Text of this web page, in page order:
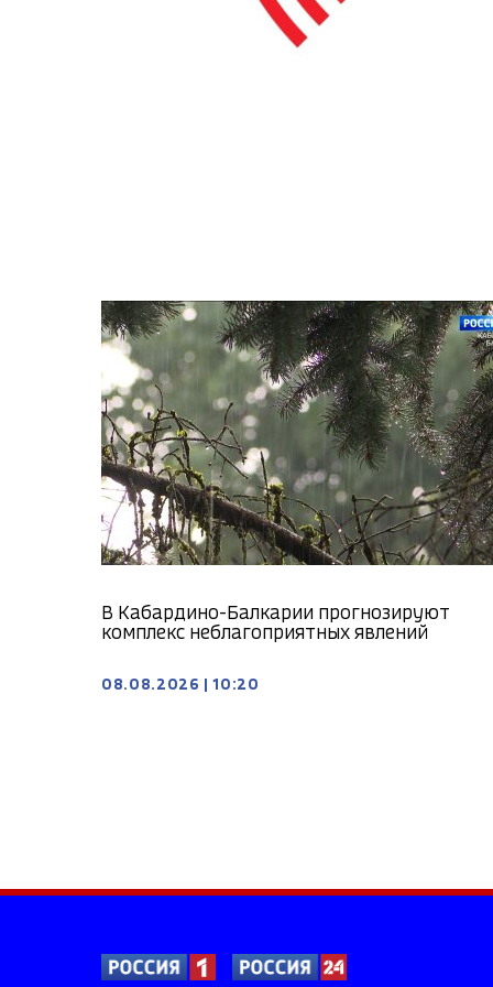
В Кабардино-Балкарии прогнозируют
комплекс неблагоприятных явлений
08.08.2026 10:20